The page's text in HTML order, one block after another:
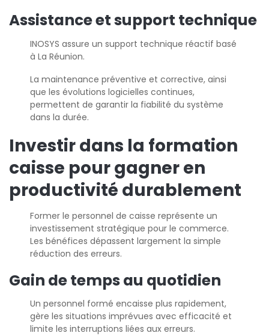
Assistance et support technique
INOSYS assure un support technique réactif basé
à La Réunion.
La maintenance préventive et corrective, ainsi
que les évolutions logicielles continues,
permettent de garantir la fiabilité du système
dans la durée.
Investir dans la formation
caisse pour gagner en
productivité durablement
Former le personnel de caisse représente un
investissement stratégique pour le commerce.
Les bénéfices dépassent largement la simple
réduction des erreurs.
Gain de temps au quotidien
Un personnel formé encaisse plus rapidement,
gère les situations imprévues avec efficacité et
limite les interruptions liées aux erreurs.